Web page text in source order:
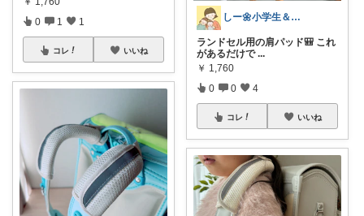
0 1 1
コレ いいね
しー🌼小学生＆幼稚園児ママ
ランドセル用の肩パッド🎒 これ
があるだけで ...
￥ 1,760
0 0 4
コレ いいね